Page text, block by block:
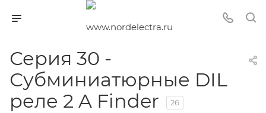
Серия 30 -
Субминиатюрные DIL
реле 2 A Finder
26